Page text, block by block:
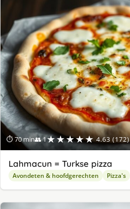
⏱ 70 min👥 1★★★★★ 4.63 (172)
Lahmacun = Turkse pizza
Avondeten & hoofdgerechten Pizza's